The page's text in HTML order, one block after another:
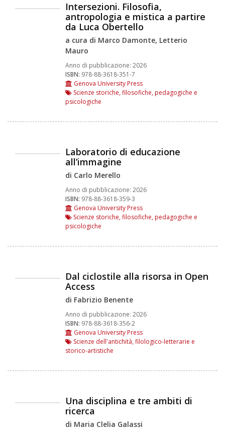
Intersezioni. Filosofia,
antropologia e mistica a partire
da Luca Obertello
a cura di Marco Damonte, Letterio
Mauro
Anno di pubblicazione: 2026
ISBN: 978-88-3618-351-7
Genova University Press
Scienze storiche, filosofiche, pedagogiche e
psicologiche
Laboratorio di educazione
all’immagine
di Carlo Merello
Anno di pubblicazione: 2026
ISBN: 978-88-3618-359-3
Genova University Press
Scienze storiche, filosofiche, pedagogiche e
psicologiche
Dal ciclostile alla risorsa in Open
Access
di Fabrizio Benente
Anno di pubblicazione: 2026
ISBN: 978-88-3618-356-2
Genova University Press
Scienze dell'antichità, filologico-letterarie e
storico-artistiche
Una disciplina e tre ambiti di
ricerca
di Maria Clelia Galassi